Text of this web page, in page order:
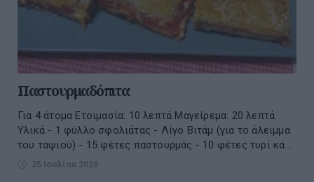
Παστουρμαδόπιτα
Για 4 άτομα Ετοιμασία: 10 λεπτά Μαγείρεμα: 20 λεπτά
Υλικά - 1 φύλλο σφολιάτας - Λίγο Βιτάμ (για το άλειμμα
του ταψιού) - 15 φέτες παστουρμάς - 10 φέτες τυρί κα...
25 Ιουλίου 2026